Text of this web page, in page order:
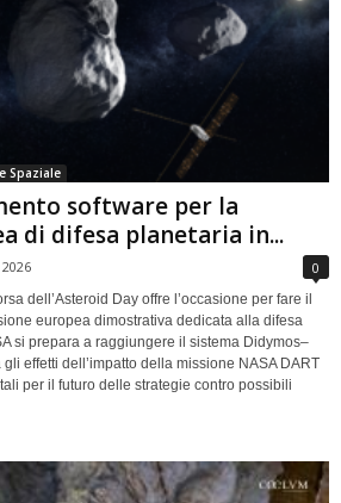
Spaziale
software per la
di difesa planetaria in...
0
dell’Asteroid Day offre l’occasione per fare il
europea dimostrativa dedicata alla difesa
si prepara a raggiungere il sistema Didymos–
effetti dell’impatto della missione NASA DART
per il futuro delle strategie contro possibili